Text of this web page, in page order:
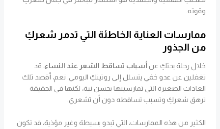
وقوته.
ممارسات العناية الخاطئة التي تدمر شعركِ
من الجذور
خلال رحلة بحثكِ عن أسباب تساقط الشعر عند النساء، قد
تغفلين عن عدو خفي يتسلل إلى روتينكِ اليومي. نعم، أقصد تلك
العادات الصغيرة التي تمارسينها بحسن نية، لكنها في الحقيقة
ترهق شعركِ وتسبب تساقطه دون أن تشعري.
الكثير من هذه الممارسات، التي تبدو بسيطة وغير مؤذية، قد تكون